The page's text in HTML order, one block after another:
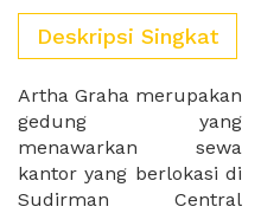
Deskripsi Singkat
Artha Graha merupakan
gedung yang
menawarkan sewa
kantor yang berlokasi di
Sudirman Central
Dekat dengan Bursa
Efek Indonesia, Hard
Rock Cafe, dan The
Capital Residence
menjadikan gedung